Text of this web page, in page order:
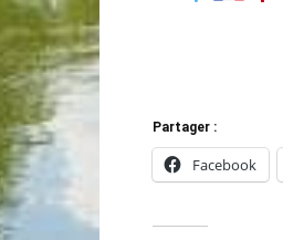
Partager :
Facebook